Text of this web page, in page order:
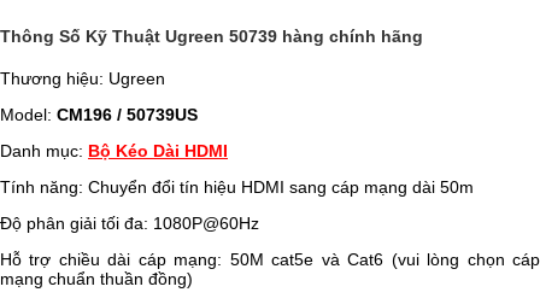
Thông Số Kỹ Thuật Ugreen 50739 hàng chính hãng
Thương hiệu: Ugreen
Model: CM196 / 50739US
Danh mục: Bộ Kéo Dài HDMI
Tính năng: Chuyển đổi tín hiệu HDMI sang cáp mạng dài 50m
Độ phân giải tối đa: 1080P@60Hz
Hỗ trợ chiều dài cáp mạng: 50M cat5e và Cat6 (vui lòng chọn cáp
mạng chuẩn thuần đồng)